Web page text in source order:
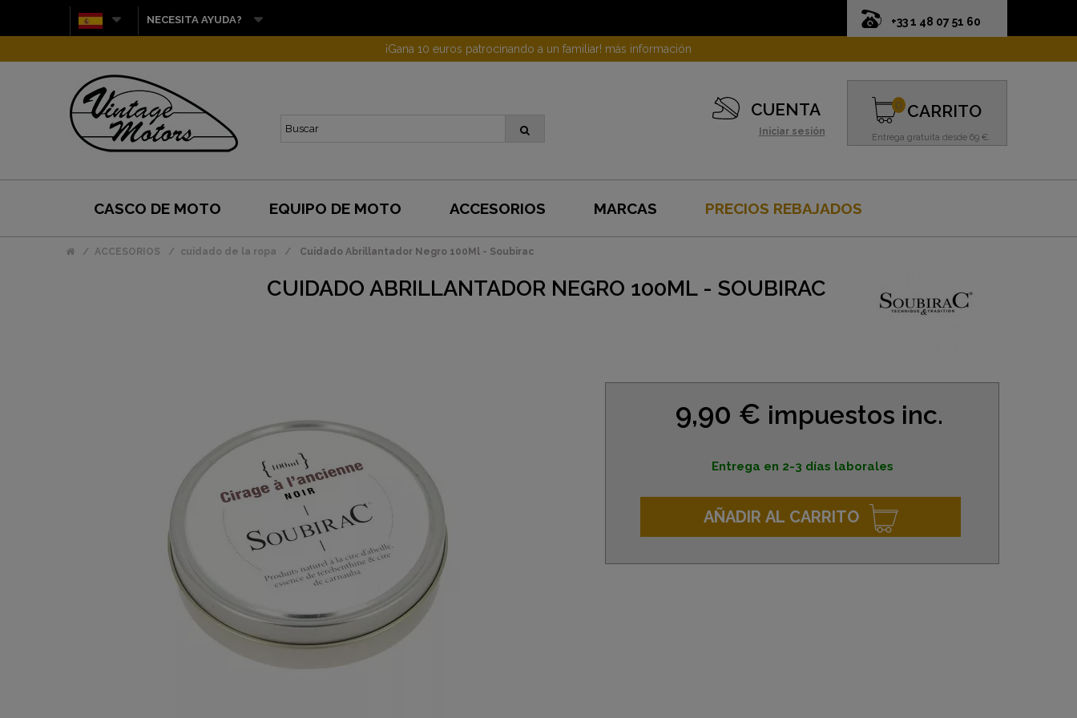
+33 1 48 07 51 60
NECESITA AYUDA?
¡Gana 10 euros patrocinando a un familiar! más información
CUENTA
Iniciar sesión
CARRITO
Entrega gratuita desde 69 €.
0
CASCO DE MOTO EQUIPO DE MOTO ACCESORIOS MARCAS PRECIOS REBAJADOS
ACCESORIOS cuidado de la ropa Cuidado Abrillantador Negro 100Ml - Soubirac
CUIDADO ABRILLANTADOR NEGRO 100ML - SOUBIRAC
9,90 € impuestos inc.
Entrega en 2-3 días laborales
AÑADIR AL CARRITO